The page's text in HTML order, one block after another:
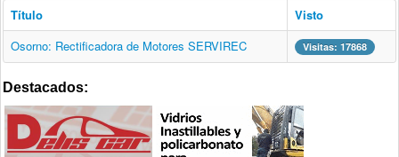
Título
Visto
Osorno: Rectificadora de Motores SERVIREC
Visitas: 17868
Destacados: